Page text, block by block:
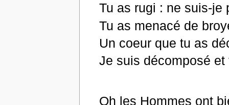
Tu as rugi : ne suis-je
Tu as menacé de
Un coeur que tu as
Je suis décomposé
Oh les Hommes ont